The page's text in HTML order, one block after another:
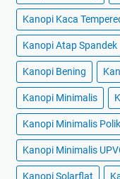
Kanopi Kaca
Kanopi Atap Spandek
Kanopi Bening
Kanopi Minimalis
Kanopi Minimalis
Kanopi Minimalis
Kanopi Solarflat